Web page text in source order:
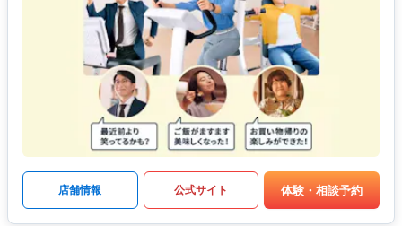
店舗情報 公式サイト 体験・相談予約